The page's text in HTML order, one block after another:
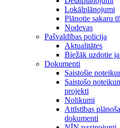
Lokālplānojumi
Plānotie sakaru
Nodevas
Pašvaldības policija
Aktualitātes
Biežāk uzdotie
Dokumenti
Saistošie
Saistošo
projekti
Nolikumi
Attīstības
dokumenti